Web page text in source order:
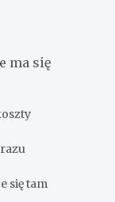
ma się
razu
się tam